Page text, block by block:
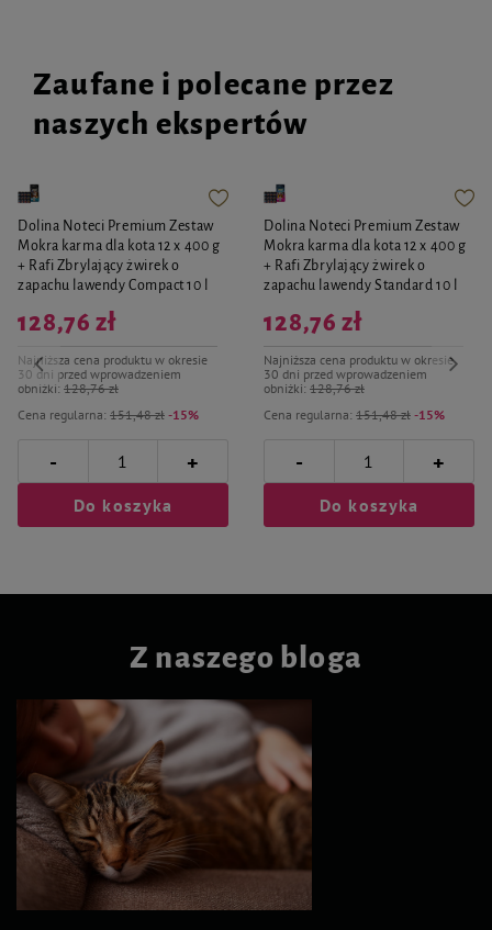
Zaufane i polecane przez
naszych ekspertów
Dolina Noteci Premium Zestaw
Mokra karma dla kota 12 x 400 g
+ Rafi Zbrylający żwirek o
zapachu lawendy Compact 10 l
Cena regularna: 151,48 zł -15%
128,76 zł
Najniższa cena produktu w okresie
30 dni przed wprowadzeniem
obniżki: 128,76 zł
- +
Do koszyka
Dolina Noteci Premium Zestaw
Mokra karma dla kota 12 x 400 g
+ Rafi Zbrylający żwirek o
zapachu lawendy Standard 10 l
Cena regularna: 151,48 zł -15%
128,76 zł
Najniższa cena produktu w okresie
30 dni przed wprowadzeniem
obniżki: 128,76 zł
- +
Do koszyka
Z naszego bloga